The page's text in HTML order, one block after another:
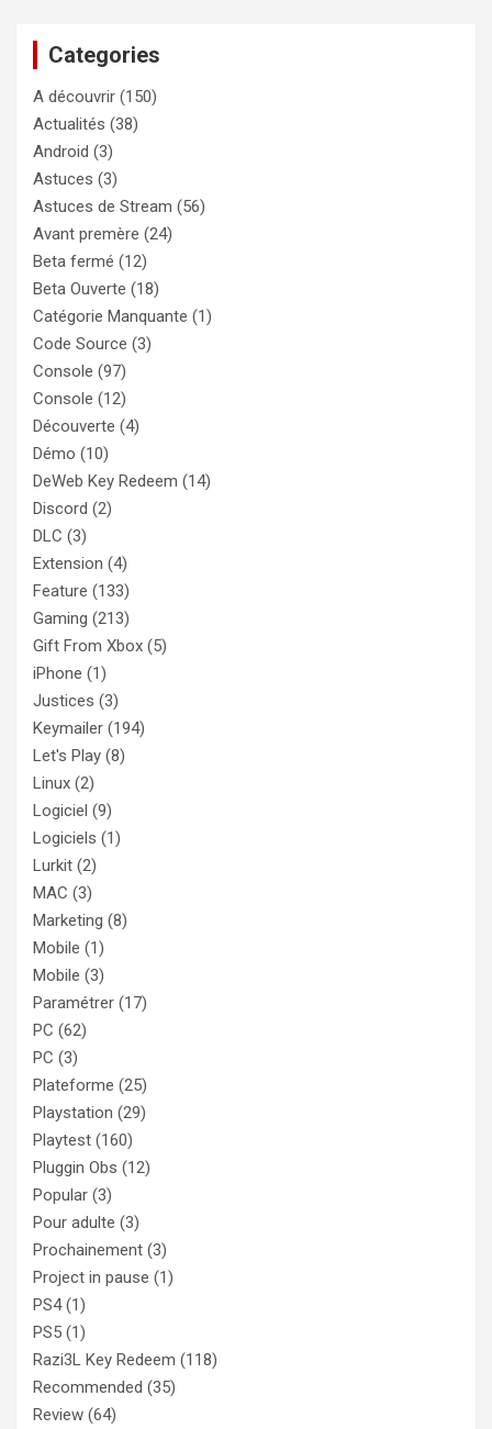
c
h
e
r
Categories
A découvrir (150)
Actualités (38)
Android (3)
Astuces (3)
Astuces de Stream (56)
Avant premère (24)
Beta fermé (12)
Beta Ouverte (18)
Catégorie Manquante (1)
Code Source (3)
Console (97)
Console (12)
Découverte (4)
Démo (10)
DeWeb Key Redeem (14)
Discord (2)
DLC (3)
Extension (4)
Feature (133)
Gaming (213)
Gift From Xbox (5)
iPhone (1)
Justices (3)
Keymailer (194)
Let's Play (8)
Linux (2)
Logiciel (9)
Logiciels (1)
Lurkit (2)
MAC (3)
Marketing (8)
Mobile (1)
Mobile (3)
Paramétrer (17)
PC (62)
PC (3)
Plateforme (25)
Playstation (29)
Playtest (160)
Pluggin Obs (12)
Popular (3)
Pour adulte (3)
Prochainement (3)
Project in pause (1)
PS4(1)
PS5 (1)
Razi3L Key Redeem (118)
Recommended (35)
Review (64)